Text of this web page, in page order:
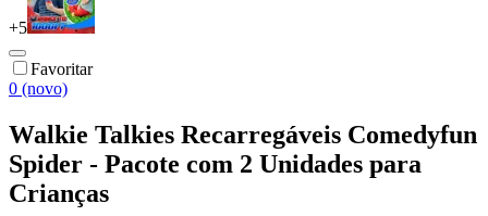
+5
Favoritar
0 (novo)
Walkie Talkies Recarregáveis Comedyfun
Spider - Pacote com 2 Unidades para
Crianças